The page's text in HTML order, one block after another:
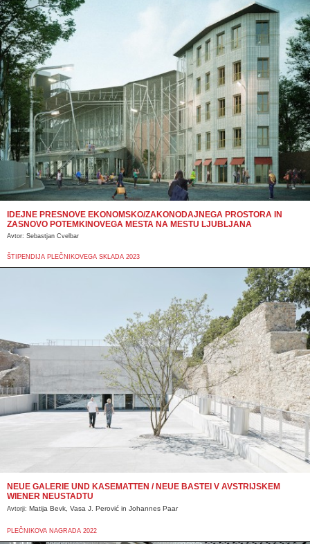
IDEJNE PRESNOVE EKONOMSKO/ZAKONODAJNEGA PROSTORA IN
ZASNOVO POTEMKINOVEGA MESTA NA MESTU LJUBLJANA
Avtor: Sebastjan Cvelbar
ŠTIPENDIJA PLEČNIKOVEGA SKLADA 2023
NEUE GALERIE UND KASEMATTEN / NEUE BASTEI V AVSTRIJSKEM
WIENER NEUSTADTU
Avtorji: Matija Bevk, Vasa J. Perović in Johannes Paar
PLEČNIKOVA NAGRADA 2022